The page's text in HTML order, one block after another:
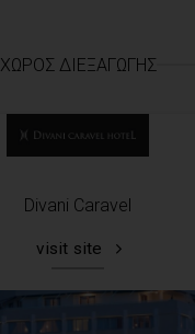
ΧΏΡΟΣ ΔΙΕΞΑΓΩΓΉΣ
Divani Caravel
visit site